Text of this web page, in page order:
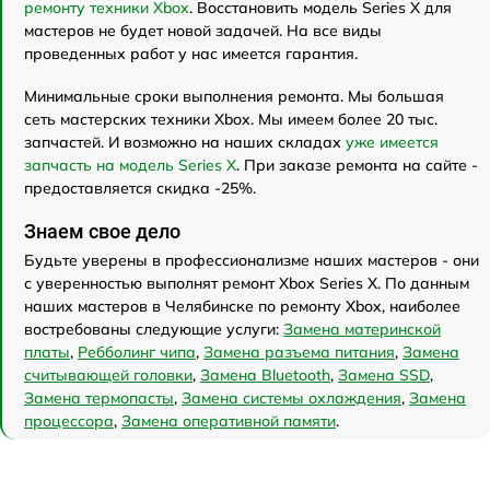
ремонту техники Xbox. Восстановить модель Series X для
мастеров не будет новой задачей. На все виды
проведенных работ у нас имеется гарантия.
Минимальные сроки выполнения ремонта. Мы большая
сеть мастерских техники Xbox. Мы имеем более 20 тыс.
запчастей. И возможно на наших складах уже имеется
запчасть на модель Series X. При заказе ремонта на сайте -
предоставляется скидка -25%.
Знаем свое дело
Будьте уверены в профессионализме наших мастеров - они
с уверенностью выполнят ремонт Xbox Series X. По данным
наших мастеров в Челябинске по ремонту Xbox, наиболее
востребованы следующие услуги: Замена материнской
платы, Ребболинг чипа, Замена разъема питания, Замена
считывающей головки, Замена Bluetooth, Замена SSD,
Замена термопасты, Замена системы охлаждения, Замена
процессора, Замена оперативной памяти.